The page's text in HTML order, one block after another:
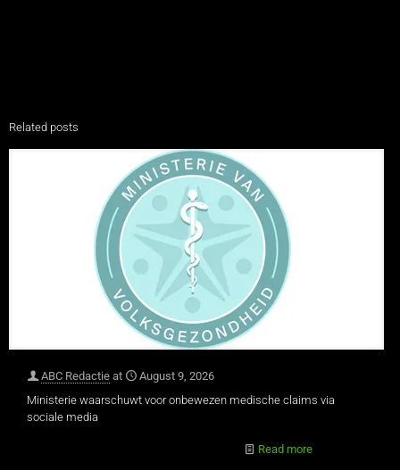
Related posts
ABC Redactie at
August 9, 2026
Ministerie waarschuwt voor onbewezen medische claims via
sociale media
Read more